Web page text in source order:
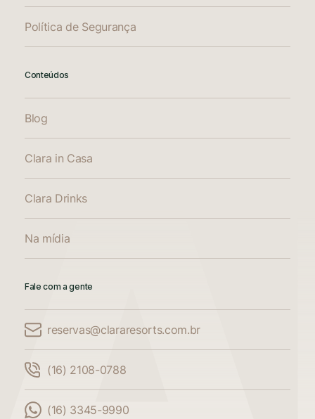
Política de Segurança
Conteúdos
Blog
Clara in Casa
Clara Drinks
Na mídia
Fale com a gente
reservas@clararesorts.com.br
(16) 2108-0788
(16) 3345-9990
Compare até 3 acomodações